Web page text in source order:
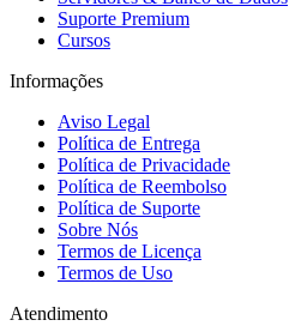
Suporte Premium
Cursos
Informações
Aviso Legal
Política de Entrega
Política de Privacidade
Política de Reembolso
Política de Suporte
Sobre Nós
Termos de Licença
Termos de Uso
Atendimento